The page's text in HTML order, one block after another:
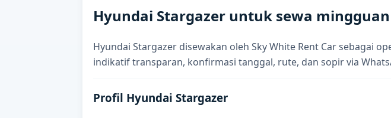
Hyundai Stargazer untuk sewa
Hyundai Stargazer disewakan oleh Sky White Rent Car sebagai
indikatif transparan, konfirmasi tanggal, rute, dan sopir via
Profil Hyundai Stargazer